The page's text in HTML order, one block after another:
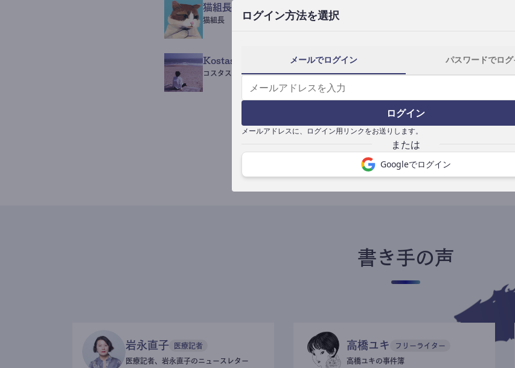
ログイン方法を選択
メールでログイン パスワードでログ
ログイン
メールアドレスに、ログイン用リンクをお送りします。
Googleでログイン
猫組長POST
猫組長
なつなつ（化粧品
Kostas Beauty News
コスタス
ｺｯｶﾗSaaS
書き手になる
書き手の声
岩永直子 医療記者
医療記者、岩永直子のニュースレター
高橋ユキ フリーライター
高橋ユキの事件簿